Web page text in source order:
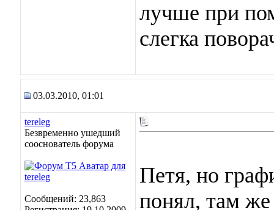
лучше при
слегка
03.03.2010, 01:01
tereleg
Безвременно ушедший
сооснователь форума
Сообщений: 23,863
Петя, но
понял, там же